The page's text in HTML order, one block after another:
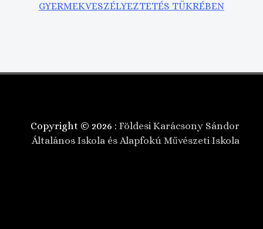
GYERMEKVESZÉLYEZTETÉS TÜKRÉBEN
Copyright © 2026 : Földesi Karácsony Sándor
Általános Iskola és Alapfokú Művészeti Iskola